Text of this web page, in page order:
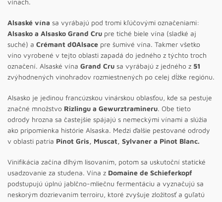
vínach.
Alsaské vína sa vyrábajú pod tromi kľúčovými označeniami:
Alsasko a Alsasko Grand Cru pre tiché biele vína (sladké aj
suché) a Crémant d0Alsace pre šumivé vína. Takmer všetko
víno vyrobené v tejto oblasti zapadá do jedného z týchto troch
označení. Alsaské vína Grand Cru sa vyrábajú z jedného z 51
zvýhodnených vinohradov rozmiestnených po celej dĺžke regiónu.
Alsasko je jedinou francúzskou vinárskou oblasťou, kde sa pestuje
značné množstvo Rizlingu a Gewurztramineru. Obe tieto
odrody hrozna sa častejšie spájajú s nemeckými vínami a slúžia
ako pripomienka histórie Alsaska. Medzi ďalšie pestované odrody
v oblasti patria Pinot Gris, Muscat, Sylvaner a Pinot Blanc.
Vinifikácia začína dlhým lisovaním, potom sa uskutoční statické
usadzovanie za studena. Vína z Domaine de Schieferkopf
podstupujú úplnú jablčno-mliečnu fermentáciu a vyznačujú sa
neskorým dozrievaním terroiru, ktoré zvyšuje zložitosť a guľatú